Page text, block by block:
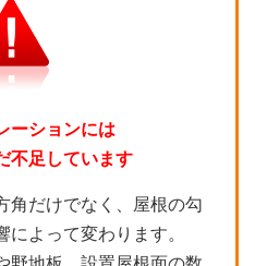
ーションには
不足しています
角だけでなく、屋根の勾
よって変わります。